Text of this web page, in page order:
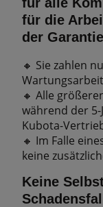
für die
der
🔸 Sie zahlen
🔸 Alle
während der
Kubota-
🔸 Im Falle
keine
Keine